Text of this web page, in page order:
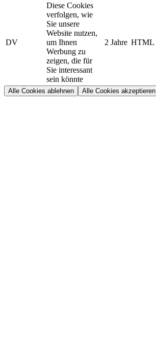
DV
Diese Cookies
verfolgen, wie
Sie unsere
Website nutzen,
um Ihnen
Werbung zu
zeigen, die für
Sie interessant
sein könnte
2 Jahre HTML
Alle Cookies ablehnen Alle Cookies akzeptieren